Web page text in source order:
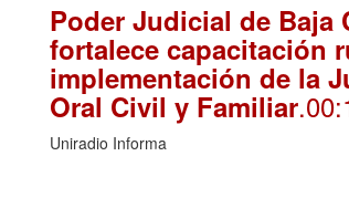
Poder Judicial de Baja
fortalece capacitación
implementación de la
Oral Civil y Familiar
Uniradio Informa